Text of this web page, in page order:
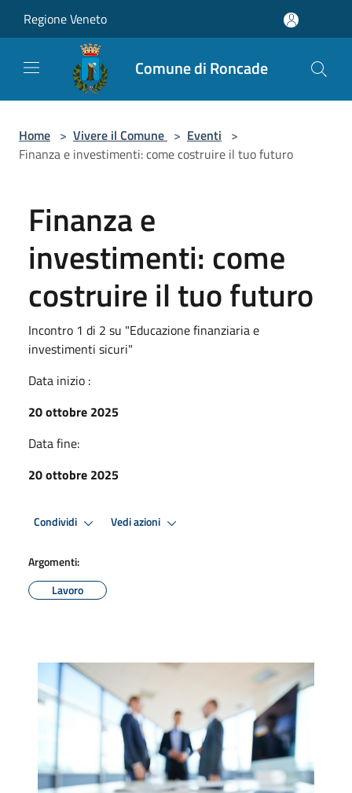
Regione Veneto
Comune di Roncade
Home > Vivere il Comune > Eventi >
Finanza e investimenti: come costruire il tuo futuro
Finanza e
investimenti: come
costruire il tuo futuro
Incontro 1 di 2 su "Educazione finanziaria e
investimenti sicuri"
Data inizio :
20 ottobre 2025
Data fine:
20 ottobre 2025
Condividi Vedi azioni
Argomenti:
Lavoro